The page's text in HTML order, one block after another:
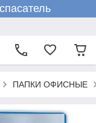
ПАПКИ ОФИСНЫЕ